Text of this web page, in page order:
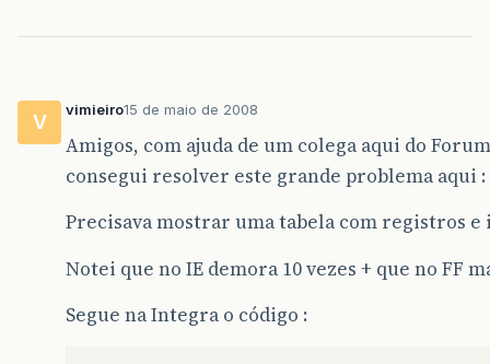
V
vimieiro15 de maio de 2008
Amigos, com ajuda de um colega aqui do
consegui resolver este grande problema aqui :
Precisava mostrar uma tabela com registros
Notei que no IE demora 10 vezes + que no FF
Segue na Integra o código :